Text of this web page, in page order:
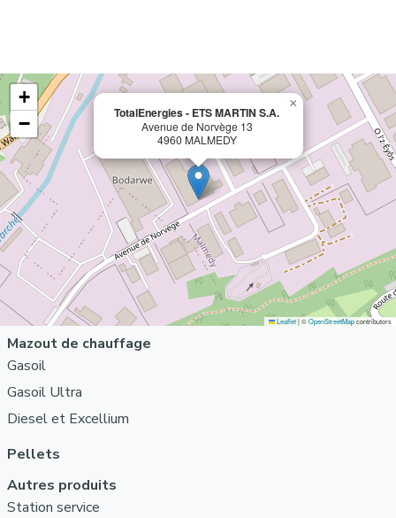
TotalEnergies - ETS MARTIN S.A.
Avenue de Norvège 13
4960 MALMEDY
×
+
−
Leaflet|©OpenStreetMapcontributors
Mazout de chauffage
Gasoil
Gasoil Ultra
Diesel et Excellium
Pellets
Autres produits
Station service